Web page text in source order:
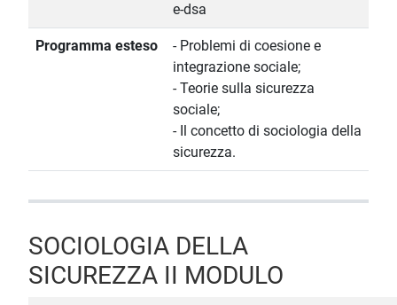
e-dsa
Programma esteso
- Problemi di coesione e
integrazione sociale;
- Teorie sulla sicurezza
sociale;
- Il concetto di sociologia della
sicurezza.
SOCIOLOGIA DELLA
SICUREZZA II MODULO